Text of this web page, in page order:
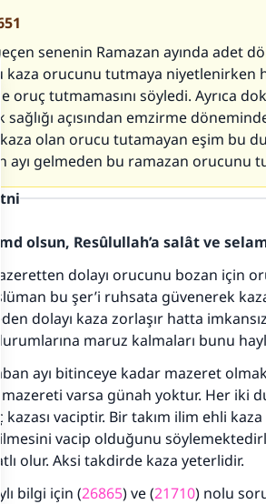
senenin Ramazan ayında adet
kaza orucunu tutmaya
oruç tutmamasını söyledi. Ayrıca
sağlığı açısından emzirme
kaza olan orucu tutamayan eşim bu
ayı gelmeden bu ramazan orucunu
olsun, Resûlullah’a salât ve
dolayı orucunu bozan için
bu şer’i ruhsata güvenerek
dolayı kaza zorlaşır hatta
maruz kalmaları bunu
ayı bitinceye kadar mazeret
mazereti varsa günah yoktur. Her iki
kazası vaciptir. Bir takım ilim ehli
vacip olduğunu
olur. Aksi takdirde kaza yeterlidir.
bilgi için (26865) ve (21710) nolu